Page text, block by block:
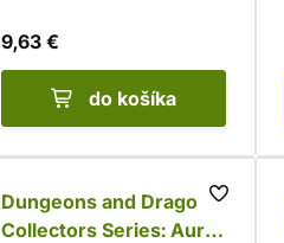
9,63 €
do košíka
Dungeons and Dragons
Collectors Series: Auril